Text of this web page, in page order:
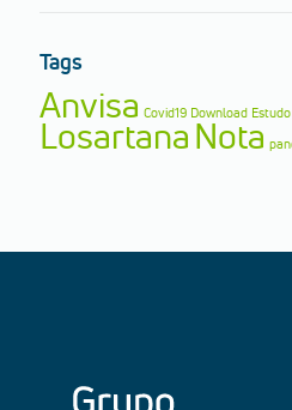
Tags
Anvisa Covid19 Download Estudo
LosartanaNota